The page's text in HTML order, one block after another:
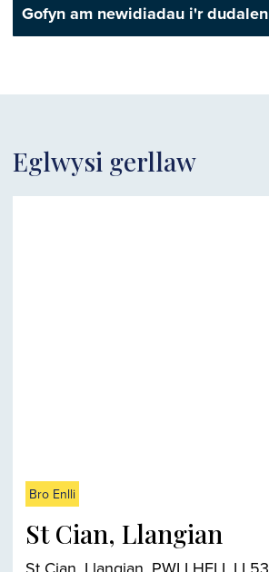
Gofyn am newidiadau i'r
Eglwysi gerllaw
Bro Enlli
St Cian, Llangian